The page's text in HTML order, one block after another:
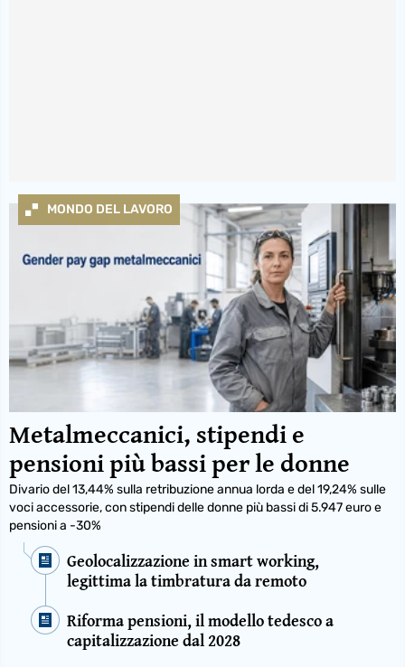
MONDO DEL LAVORO
Metalmeccanici, stipendi e
pensioni più bassi per le donne
Divario del 13,44% sulla retribuzione annua lorda e del 19,24% sulle
voci accessorie, con stipendi delle donne più bassi di 5.947 euro e
pensioni a -30%
Geolocalizzazione in smart working,
legittima la timbratura da remoto
Riforma pensioni, il modello tedesco a
capitalizzazione dal 2028